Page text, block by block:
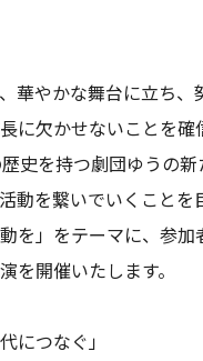
華やかな舞台に立ち、
に欠かせないことを確
史を持つ劇団ゆうの
動を繋いでいくことを
を」をテーマに、参加
を開催いたします。
につなぐ」